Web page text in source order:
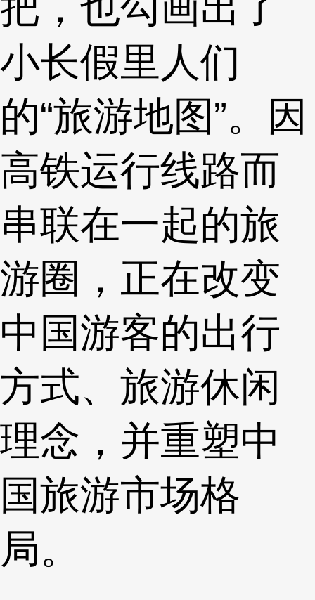
小长假里人们
的“旅游地图”。因
高铁运行线路而
串联在一起的旅
游圈，正在改变
中国游客的出行
方式、旅游休闲
理念，并重塑中
国旅游市场格
局。